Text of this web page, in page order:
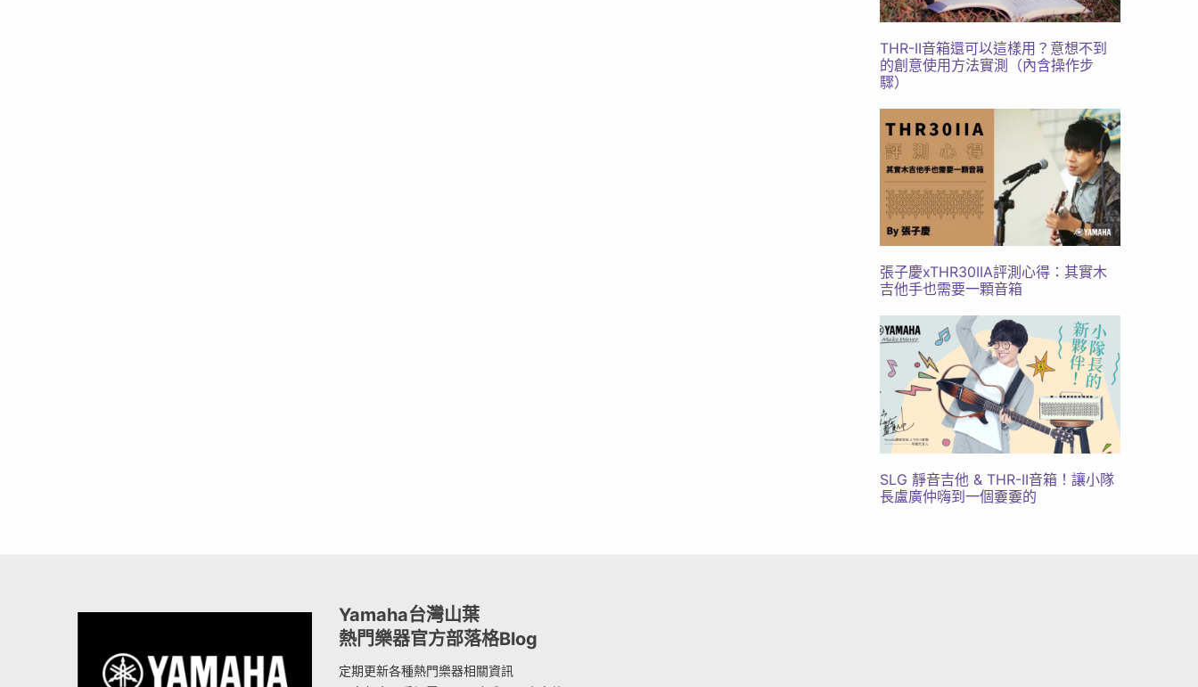
THR-II音箱還可以這樣用？意想不到
的創意使用方法實測（內含操作步
驟）
張子慶xTHR30IIA評測心得：其實木
吉他手也需要⼀顆音箱​
SLG 靜音吉他 & THR-II音箱！讓小隊
長盧廣仲嗨到一個嫑嫑的
Yamaha台灣山葉
熱門樂器官方部落格Blog
定期更新各種熱門樂器相關資訊